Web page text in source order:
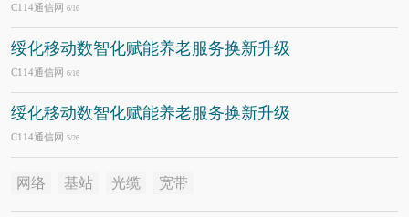
C114通信网 6/16
绥化移动数智化赋能养老服务换新升级
C114通信网 6/16
绥化移动数智化赋能养老服务换新升级
C114通信网 5/26
网络 基站 光缆 宽带